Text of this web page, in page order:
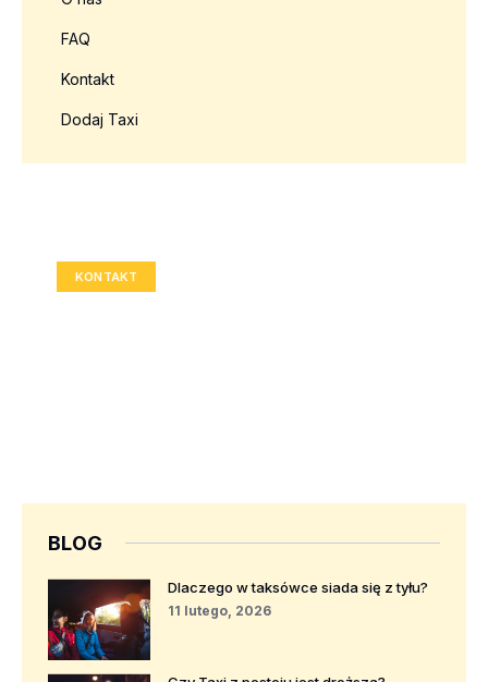
FAQ
Kontakt
Dodaj Taxi
KONTAKT
BLOG
Dlaczego w taksówce siada się z tyłu?
11 lutego, 2026